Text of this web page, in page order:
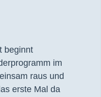
beginnt
im
raus und
erste Mal da